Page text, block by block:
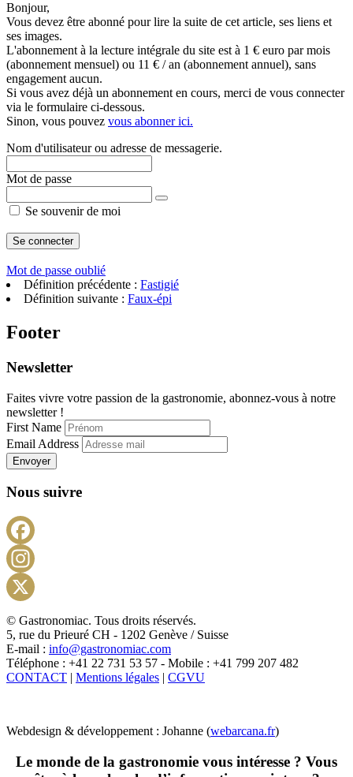
Bonjour,
Vous devez être abonné pour lire la suite de cet article, ses liens et
ses images.
L'abonnement à la lecture intégrale du site est à 1 € euro par mois
(abonnement mensuel) ou 11 € / an (abonnement annuel), sans
engagement aucun.
Si vous avez déjà un abonnement en cours, merci de vous connecter
via le formulaire ci-dessous.
Sinon, vous pouvez vous abonner ici.
Nom d'utilisateur ou adresse de messagerie.
Mot de passe
Se souvenir de moi
Mot de passe oublié
Définition précédente : Fastigié
Définition suivante : Faux-épi
Footer
Newsletter
Faites vivre votre passion de la gastronomie, abonnez-vous à notre
newsletter !
First Name
Email Address
Envoyer
Nous suivre
X
© Gastronomiac. Tous droits réservés.
5, rue du Prieuré CH - 1202 Genève / Suisse
E-mail : info@gastronomiac.com
Téléphone : +41 22 731 53 57 - Mobile : +41 799 207 482
CONTACT | Mentions légales | CGVU
Webdesign & développement : Johanne (webarcana.fr)
Le monde de la gastronomie vous intéresse ? Vous